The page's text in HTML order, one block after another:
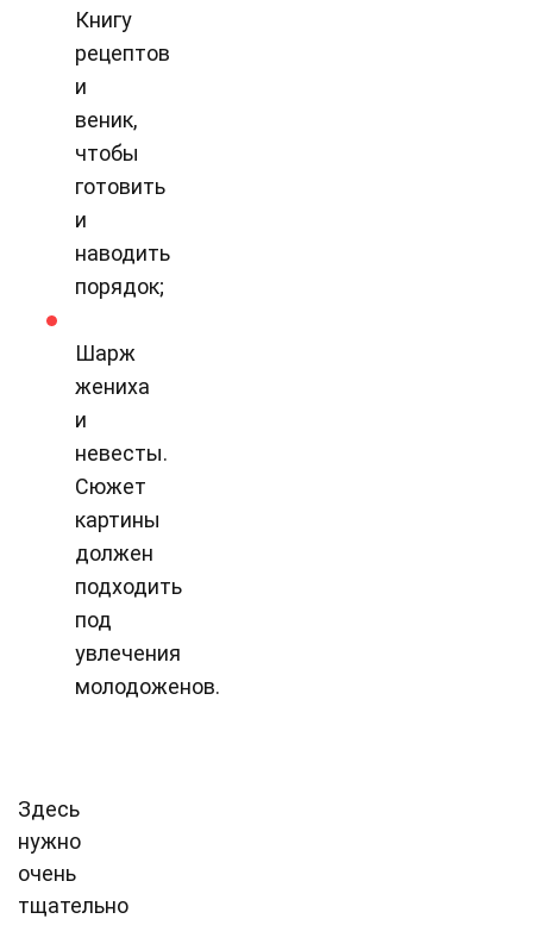
Книгу
рецептов
и
веник,
чтобы
готовить
и
наводить
порядок;
Шарж
жениха
и
невесты.
Сюжет
картины
должен
подходить
под
увлечения
молодоженов.
Здесь
нужно
очень
тщательно